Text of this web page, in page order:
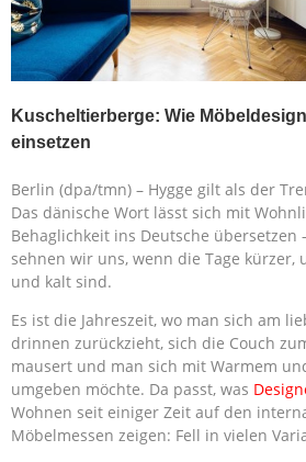
Kuscheltierberge: Wie
einsetzen
Berlin (dpa/tmn) – Hygge gilt als der
Das dänische Wort lässt sich mit
Behaglichkeit ins Deutsche übersetzen
sehnen wir uns, wenn die Tage kürzer,
und kalt sind.
Es ist die Jahreszeit, wo man sich am
drinnen zurückzieht, sich die Couch
mausert und man sich mit Warmem
umgeben möchte. Da passt, was
Wohnen seit einiger Zeit auf den
Möbelmessen zeigen: Fell in vielen